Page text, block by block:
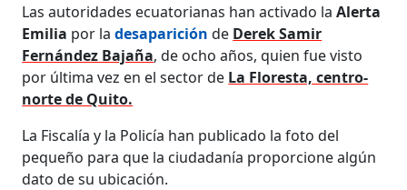
Las autoridades ecuatorianas han activado laAlerta
Emilia por ladesaparición de Derek Samir
Fernández Bajaña, de ocho años, quien fue visto
por última vez en el sector de La Floresta, centro-
norte de Quito.
La Fiscalía y la Policía han publicado la foto del
pequeño para que la ciudadanía proporcione algún
dato de su ubicación.